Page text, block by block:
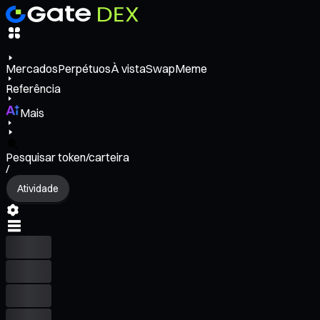
MercadosPerpétuosÀ vistaSwapMeme
Referência
Mais
Pesquisar token/carteira
/
Atividade